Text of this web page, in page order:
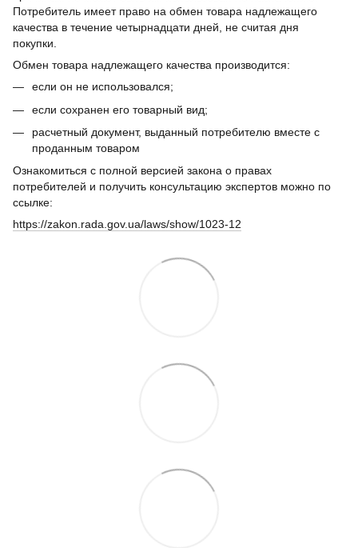
Потребитель имеет право на обмен товара надлежащего
качества в течение четырнадцати дней, не считая дня
покупки.
Обмен товара надлежащего качества производится:
если он не использовался;
если сохранен его товарный вид;
расчетный документ, выданный потребителю вместе с
проданным товаром
Ознакомиться с полной версией закона о правах
потребителей и получить консультацию экспертов можно по
ссылке:
https://zakon.rada.gov.ua/laws/show/1023-12